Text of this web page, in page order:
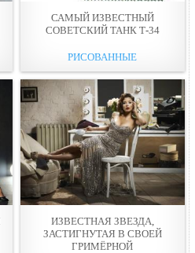
САМЫЙ ИЗВЕСТНЫЙ
СОВЕТСКИЙ ТАНК Т-34
РИСОВАННЫЕ
ИЗВЕСТНАЯ ЗВЕЗДА,
ЗАСТИГНУТАЯ В СВОЕЙ
ГРИМЁРНОЙ